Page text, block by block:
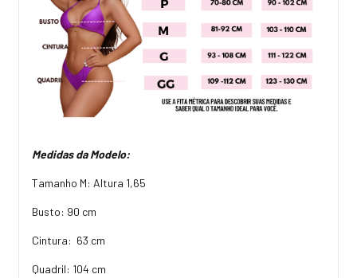
Medidas da Modelo:
Tamanho M: Altura 1,65
Busto: 90 cm
Cintura: 63 cm
Quadril: 104 cm